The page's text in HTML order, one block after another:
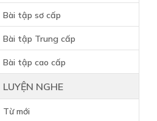
Bài tập sơ cấp
Bài tập Trung cấp
Bài tập cao cấp
LUYỆN NGHE
Từ mới